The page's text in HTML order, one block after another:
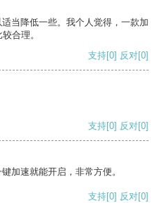
当降低一些。我个人觉得，一款加
合理。
支持[0] 反对[0]
支持[0] 反对[0]
加速就能开启，非常方便。
支持[0] 反对[0]